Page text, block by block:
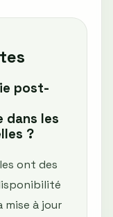
post-
dans les
?
ont des
à jour